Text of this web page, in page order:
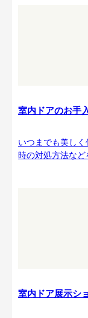
室内ドアのお手
いつまでも美し
時の対処方法など
室内ドア展示シ